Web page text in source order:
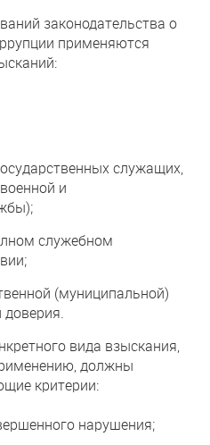
законодательства о
применяются
служащих,
и
служебном
(муниципальной)
вида взыскания,
должны
критерии:
нарушения;